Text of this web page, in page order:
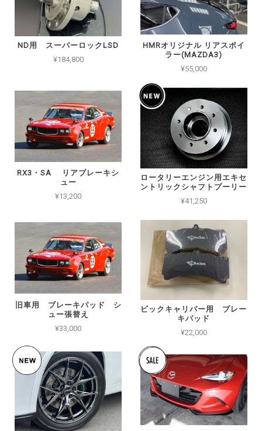
ND用 スーパーロックLSD
¥184,800
HMRオリジナル リアスポイ
ラー(MAZDA3)
¥55,000
RX3・SA リアブレーキシ
ュー
¥13,200
ロータリーエンジン用エキセ
ントリックシャフトプーリー
¥41,250
旧車用 ブレーキパッド シ
ュー張替え
¥33,000
ビックキャリパー用 ブレー
キパッド
¥22,000